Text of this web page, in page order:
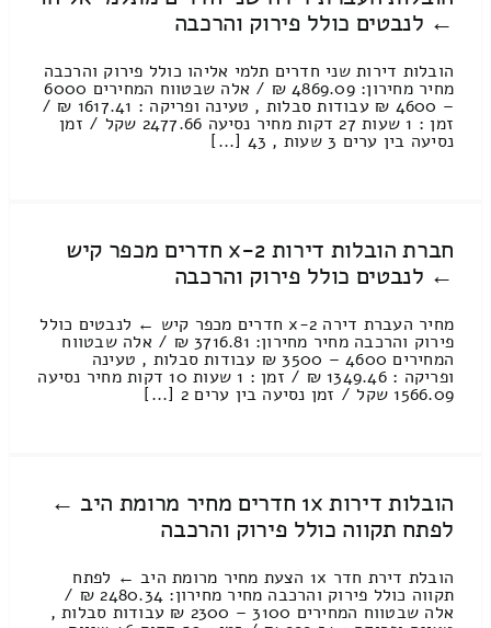
← לנבטים כולל פירוק והרכבה
הובלות דירות שני חדרים תלמי אליהו כולל פירוק והרכבה
מחיר מחירון: 4869.09 ₪ / אלה שבטווח המחירים 6000
– 4600 ₪ עבודות סבלות , טעינה ופריקה : 1617.41 ₪ /
זמן : 1 שעות 27 דקות מחיר נסיעה 2477.66 שקל / זמן
נסיעה בין ערים 3 שעות , 43 [...]
חברת הובלות דירות 2-x חדרים מכפר קיש
← לנבטים כולל פירוק והרכבה
מחיר העברת דירה 2-x חדרים מכפר קיש ← לנבטים כולל
פירוק והרכבה מחיר מחירון: 3716.81 ₪ / אלה שבטווח
המחירים 4600 – 3500 ₪ עבודות סבלות , טעינה
ופריקה : 1349.46 ₪ / זמן : 1 שעות 10 דקות מחיר נסיעה
1566.09 שקל / זמן נסיעה בין ערים 2 [...]
הובלות דירות 1x חדרים מחיר מרומת היב ←
לפתח תקווה כולל פירוק והרכבה
הובלת דירת חדר 1x הצעת מחיר מרומת היב ← לפתח
תקווה כולל פירוק והרכבה מחיר מחירון: 2480.34 ₪ /
אלה שבטווח המחירים 3100 – 2300 ₪ עבודות סבלות ,